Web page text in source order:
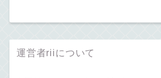
運営者riiについて